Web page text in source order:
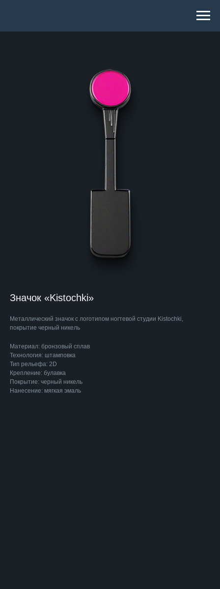
Значок «Kistochki»
Металлический значок с логотипом ногтевой студии Kistochki,
покрытие черный никель
Материал: бронзовый сплав
Технология: штамповка
Тип рельефа: 2D
Крепление: булавка
Покрытие: черный никель
Нанесение: мягкая эмаль